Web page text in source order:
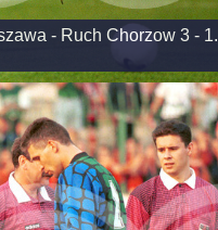
- Ruch Chorzow 3 - 1.